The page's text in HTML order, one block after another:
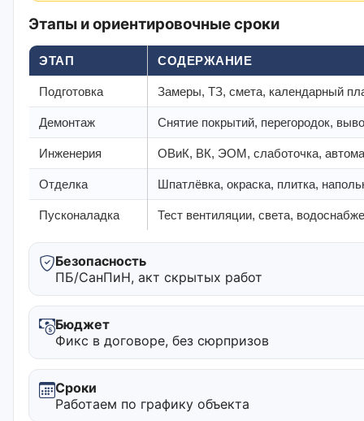
Этапы и ориентировочные сроки
ЭТАП СОДЕРЖАНИЕ
Подготовка Замеры, ТЗ, смета, календарный
Демонтаж Снятие покрытий, перегородок,
Инженерия ОВиК, ВК, ЭОМ, слаботочка,
Отделка Шпатлёвка, окраска, плитка,
Пусконаладка Тест вентиляции, света,
Безопасность
ПБ/СанПиН, акт скрытых работ
Бюджет
Фикс в договоре, без сюрпризов
Сроки
Работаем по графику объекта